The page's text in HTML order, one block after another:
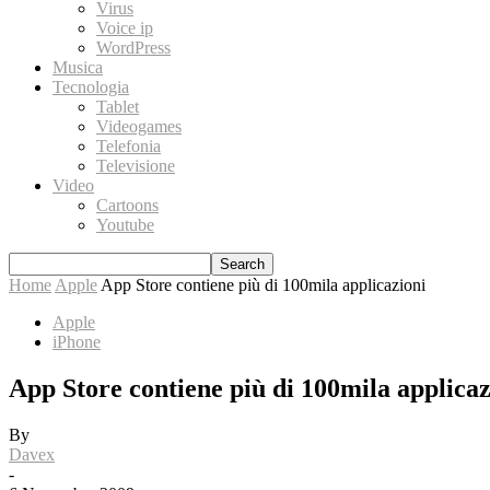
Virus
Voice ip
WordPress
Musica
Tecnologia
Tablet
Videogames
Telefonia
Televisione
Video
Cartoons
Youtube
Home Apple App Store contiene più di 100mila applicazioni
Apple
iPhone
App Store contiene più di 100mila
By
Davex
-